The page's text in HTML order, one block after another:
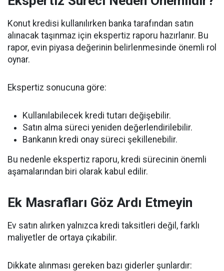
Konut kredisi kullanılırken banka tarafından satın
alınacak taşınmaz için ekspertiz raporu hazırlanır. Bu
rapor, evin piyasa değerinin belirlenmesinde önemli rol
oynar.
Ekspertiz sonucuna göre:
Kullanılabilecek kredi tutarı değişebilir.
Satın alma süreci yeniden değerlendirilebilir.
Bankanın kredi onay süreci şekillenebilir.
Bu nedenle ekspertiz raporu, kredi sürecinin önemli
aşamalarından biri olarak kabul edilir.
Ek Masrafları Göz Ardı Etmeyin
Ev satın alırken yalnızca kredi taksitleri değil, farklı
maliyetler de ortaya çıkabilir.
Dikkate alınması gereken bazı giderler şunlardır: